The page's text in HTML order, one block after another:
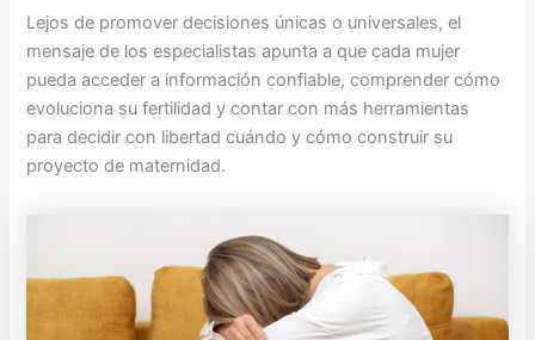
Lejos de promover decisiones únicas o universales, el
mensaje de los especialistas apunta a que cada mujer
pueda acceder a información confiable, comprender cómo
evoluciona su fertilidad y contar con más herramientas
para decidir con libertad cuándo y cómo construir su
proyecto de maternidad.